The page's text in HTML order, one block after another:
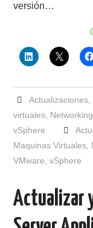
versión…
Actualizaciones,
virtuales Networking
vSphere
Maquinas Virtuales
VMware ,vSphere
Actualizar